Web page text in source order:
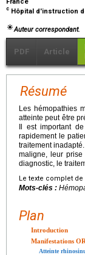
France
c Hôpital d'instruction
Auteur correspondant.
PDF Article
Résumé
Les hémopathies
atteinte peut être
Il est important
rapidement le
traitement
maligne, leur
diagnostic, le
Le texte complet
Mots-clés :
Plan
Introduction
Manifestations
Atteinte